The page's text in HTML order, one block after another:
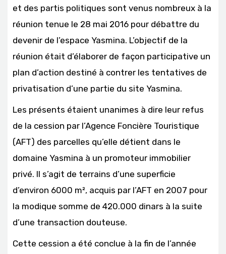
et des partis politiques sont venus nombreux à la
réunion tenue le 28 mai 2016 pour débattre du
devenir de l’espace Yasmina. L’objectif de la
réunion était d’élaborer de façon participative un
plan d’action destiné à contrer les tentatives de
privatisation d’une partie du site Yasmina.
Les présents étaient unanimes à dire leur refus
de la cession par l’Agence Foncière Touristique
(AFT) des parcelles qu’elle détient dans le
domaine Yasmina à un promoteur immobilier
privé. Il s’agit de terrains d’une superficie
d’environ 6000 m², acquis par l’AFT en 2007 pour
la modique somme de 420.000 dinars à la suite
d’une transaction douteuse.
Cette cession a été conclue à la fin de l’année